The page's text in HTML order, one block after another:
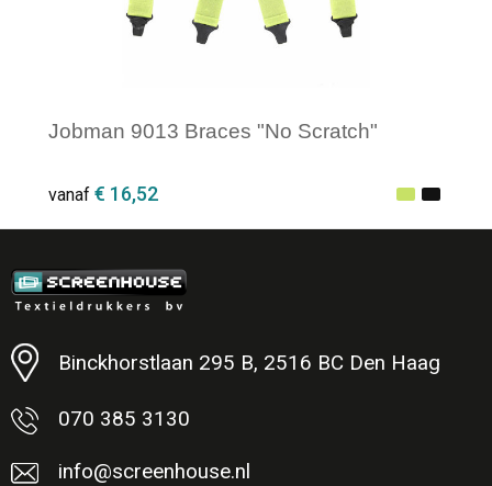
Jobman 9013 Braces "No Scratch"
vanaf € 16,52
Minimale afname: 1
Binckhorstlaan 295 B, 2516 BC Den Haag
070 385 3130
info@screenhouse.nl